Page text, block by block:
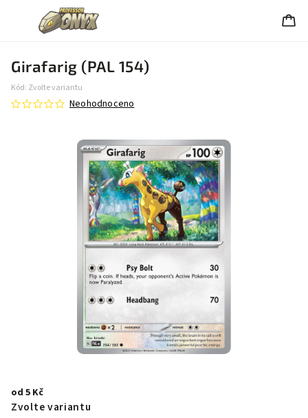
Girafarig (PAL 154)
Kód: Zvolte variantu
Neohodnoceno
od 5 Kč
Zvolte variantu